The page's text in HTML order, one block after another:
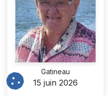
Gatineau
15 juin 2026